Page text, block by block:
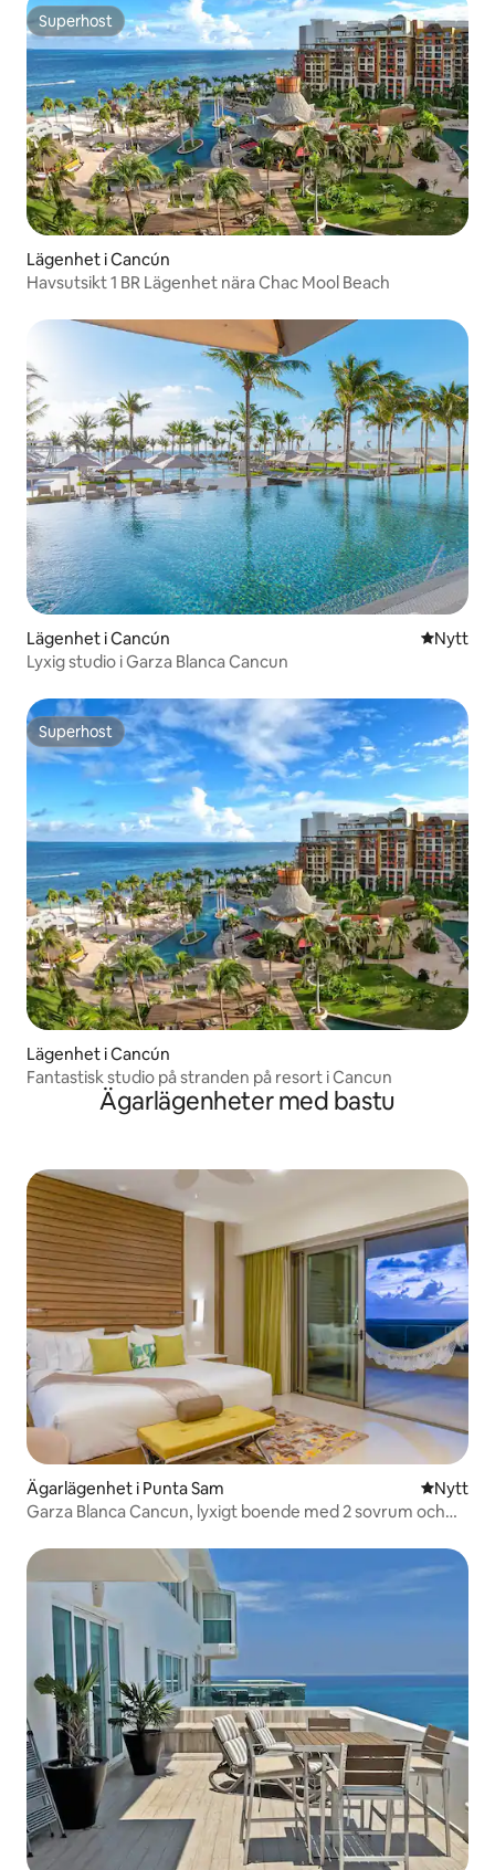
Superhost
Superhost
Lägenhet i Cancún
Havsutsikt 1 BR Lägenhet nära Chac Mool Beach
Lägenhet i Cancún NyttNytt
Lyxig studio i Garza Blanca Cancun
Superhost
Superhost
Lägenhet i Cancún
Fantastisk studio på stranden på resort i Cancun
Ägarlägenheter med bastu
Ägarlägenhet i Punta Sam NyttNytt
Garza Blanca Cancun, lyxigt boende med 2 sovrum och